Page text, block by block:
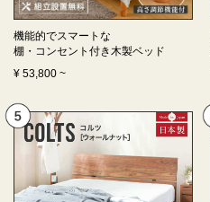
機能的でスマートな
棚・コンセント付き木製ベッド
¥ 53,800 ~